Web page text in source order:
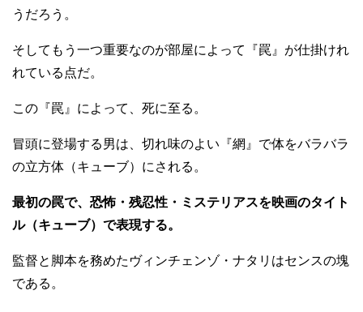
うだろう。
そしてもう一つ重要なのが部屋によって『罠』が仕掛けれ
れている点だ。
この『罠』によって、死に至る。
冒頭に登場する男は、切れ味のよい『網』で体をバラバラ
の立方体（キューブ）にされる。
最初の罠で、恐怖・残忍性・ミステリアスを映画のタイト
ル（キューブ）で表現する。
監督と脚本を務めたヴィンチェンゾ・ナタリはセンスの塊
である。